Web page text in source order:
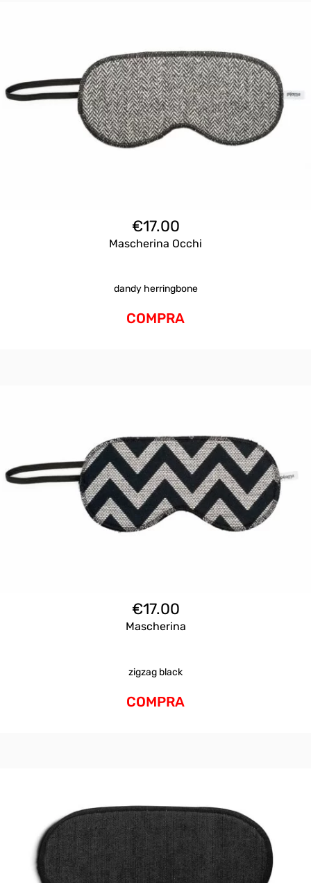
€17.00
Mascherina Occhi
dandy herringbone
COMPRA
€17.00
Mascherina
zigzag black
COMPRA